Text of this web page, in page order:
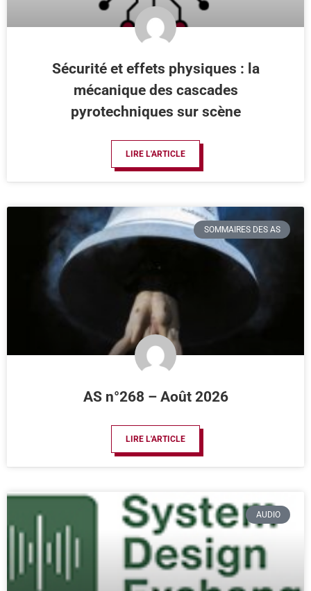
Sécurité et effets physiques : la
mécanique des cascades
pyrotechniques sur scène
LIRE L'ARTICLE
SOMMAIRES DES AS
AS n°268 – Août 2026
LIRE L'ARTICLE
AUDIO